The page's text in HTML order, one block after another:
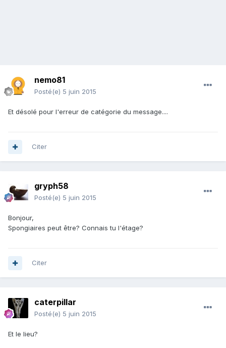
nemo81
Posté(e) 5 juin 2015
Et désolé pour l'erreur de catégorie du message....
Citer
gryph58
Posté(e) 5 juin 2015
Bonjour,
Spongiaires peut être? Connais tu l'étage?
Citer
caterpillar
Posté(e) 5 juin 2015
Et le lieu?